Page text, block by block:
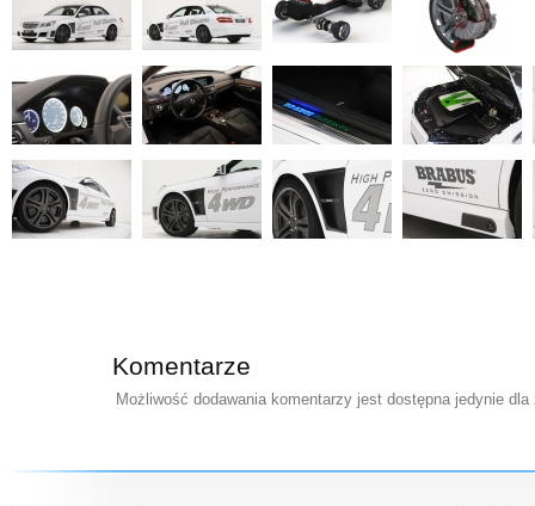
Komentarze
Możliwość dodawania komentarzy jest dostępna jedynie